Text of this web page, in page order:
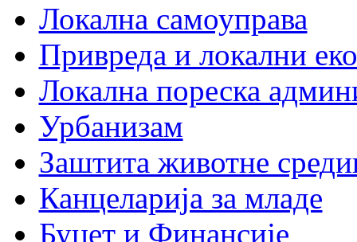
Локална самоуправа
Привреда и локални
Локална пореска
Урбанизам
Заштита животне
Канцеларија за младе
Буџет и Финансије